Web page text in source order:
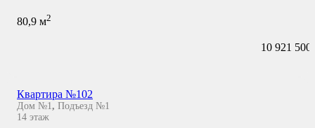
80,9 м2
10 921 500
Квартира №102
Дом №1, Подъезд №1
14 этаж